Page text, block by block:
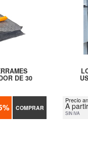
DE 30
COMPRAR
Precio
A
SIN IVA